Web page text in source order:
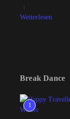
Weiterlesen
Break Dance
1